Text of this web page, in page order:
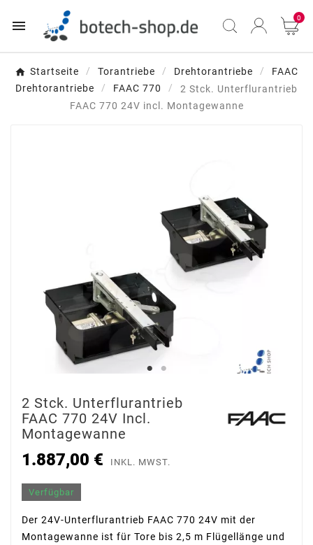
 0
Startseite Torantriebe Drehtorantriebe
FAAC
Drehtorantriebe
FAAC 770
2 Stck. Unterflurantrieb
FAAC 770 24V incl. Montagewanne
2 Stck. Unterflurantrieb
FAAC 770 24V Incl.
Montagewanne
1.887,00 € INKL. MWST.
Verfügbar
Der 24V-Unterflurantrieb FAAC 770 24V mit der
Montagewanne ist für Tore bis 2,5 m Flügellänge und